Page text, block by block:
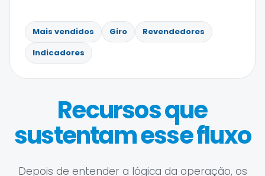
Mais vendidos Giro
Revendedores
Indicadores
Recursos que
sustentam esse fluxo
Depois de entender a lógica da operação, os